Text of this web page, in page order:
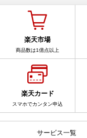
楽天市場
商品数は1億点以上
楽天カード
スマホでカンタン申込
サービス一覧